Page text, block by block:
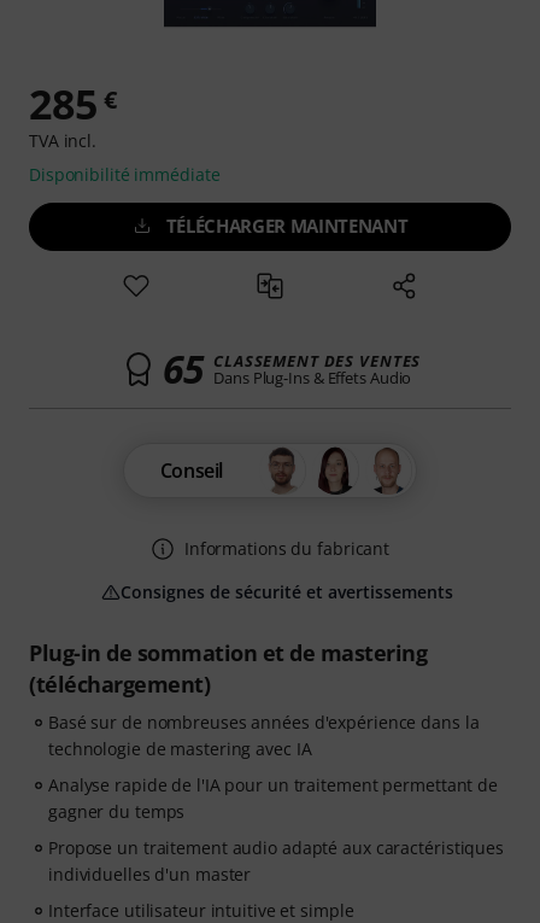
Plug-in de sommation et de mastering
(téléchargement)
Basé sur de nombreuses années d'expérience dans la
technologie de mastering avec IA
Analyse rapide de l'IA pour un traitement permettant de
gagner du temps
Propose un traitement audio adapté aux caractéristiques
individuelles d'un master
Interface utilisateur intuitive et simple
285 €
TVA incl.
Disponibilité immédiate
TÉLÉCHARGER MAINTENANT
65 CLASSEMENT DES VENTES
Dans Plug-Ins & Effets Audio
Conseil
Informations du fabricant
Consignes de sécurité et avertissements